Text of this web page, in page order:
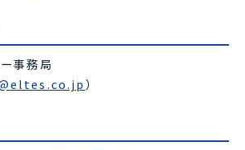
事務局
）